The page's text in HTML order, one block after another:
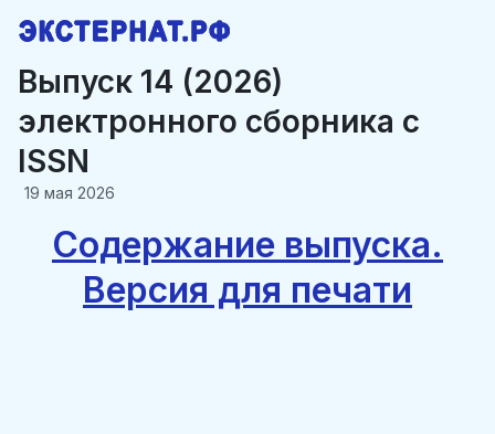
Выпуск 14 (2026)
электронного сборника c
ISSN
19 мая 2026
Содержание выпуска.
Версия для печати